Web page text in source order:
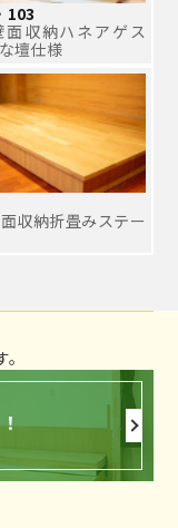
103
面収納ハネアゲス
壇仕様
収納折畳みステー